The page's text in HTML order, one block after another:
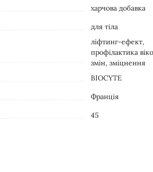
харчова добавка
для тіла
ліфтинг-ефект,
профілактика
змін, зміцнення
BIOCYTE
Франція
45